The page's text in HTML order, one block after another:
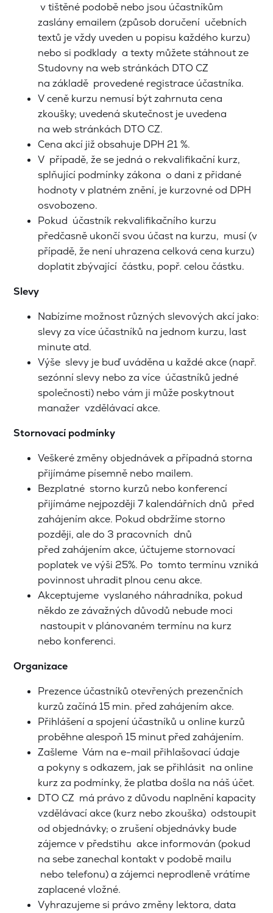
v tištěné podobě nebo jsou účastníkům
zaslány emailem (způsob doručení učebních
textů je vždy uveden u popisu každého kurzu)
nebo si podklady a texty můžete stáhnout ze
Studovny na web stránkách DTO CZ
na základě provedené registrace účastníka.
V ceně kurzu nemusí být zahrnuta cena
zkoušky; uvedená skutečnost je uvedena
na web stránkách DTO CZ.
Cena akcí již obsahuje DPH 21 %.
V případě, že se jedná o rekvalifikační kurz,
splňující podmínky zákona o dani z přidané
hodnoty v platném znění, je kurzovné od DPH
osvobozeno.
Pokud účastník rekvalifikačního kurzu
předčasně ukončí svou účast na kurzu, musí (v
případě, že není uhrazena celková cena kurzu)
doplatit zbývající částku, popř. celou částku.
Slevy
Nabízíme možnost různých slevových akcí jako:
slevy za více účastníků na jednom kurzu, last
minute atd.
Výše slevy je buď uváděna u každé akce (např.
sezónní slevy nebo za více účastníků jedné
společnosti) nebo vám ji může poskytnout
manažer vzdělávací akce.
Stornovací podmínky
Veškeré změny objednávek a případná storna
přijímáme písemně nebo mailem.
Bezplatné storno kurzů nebo konferencí
přijímáme nejpozději 7 kalendářních dnů před
zahájením akce. Pokud obdržíme storno
později, ale do 3 pracovních dnů
před zahájením akce, účtujeme stornovací
poplatek ve výši 25%. Po tomto termínu vzniká
povinnost uhradit plnou cenu akce.
Akceptujeme vyslaného náhradníka, pokud
někdo ze závažných důvodů nebude moci
nastoupit v plánovaném termínu na kurz
nebo konferenci.
Organizace
Prezence účastníků otevřených prezenčních
kurzů začíná 15 min. před zahájením akce.
Přihlášení a spojení účastníků u online kurzů
proběhne alespoň 15 minut před zahájením.
Zašleme Vám na e-mail přihlašovací údaje
a pokyny s odkazem, jak se přihlásit na online
kurz za podmínky, že platba došla na náš účet.
DTO CZ má právo z důvodu naplnění kapacity
vzdělávací akce (kurz nebo zkouška) odstoupit
od objednávky; o zrušení objednávky bude
zájemce v předstihu akce informován (pokud
na sebe zanechal kontakt v podobě mailu
nebo telefonu) a zájemci neprodleně vrátíme
zaplacené vložné.
Vyhrazujeme si právo změny lektora, data